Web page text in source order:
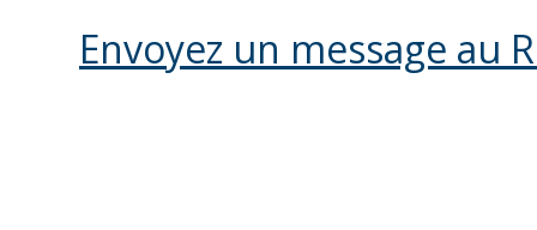
Envoyez un message au